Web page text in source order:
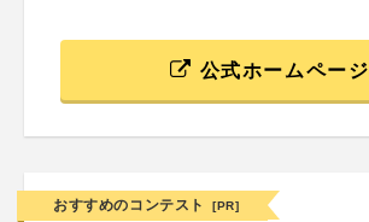
公式ホームページ
おすすめのコンテスト [PR]